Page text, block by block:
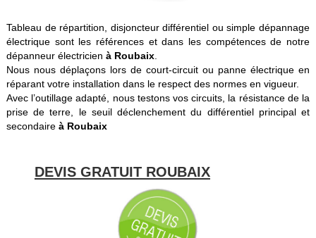
Tableau de répartition, disjoncteur différentiel ou simple dépannage
électrique sont les références et dans les compétences de notre
dépanneur électricien à Roubaix.
Nous nous déplaçons lors de court-circuit ou panne électrique en
réparant votre installation dans le respect des normes en vigueur.
Avec l’outillage adapté, nous testons vos circuits, la résistance de la
prise de terre, le seuil déclenchement du différentiel principal et
secondaire à Roubaix
DEVIS GRATUIT ROUBAIX